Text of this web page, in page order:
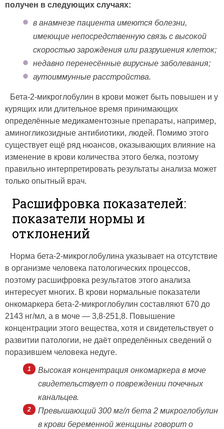
получен в следующих случаях:
в анамнезе пациента имеются болезни,
имеющие непосредственную связь с высокой
скоростью зарождения или разрушения клеток;
недавно перенесённые вирусные заболевания;
аутоиммунные расстройства.
Бета-2-микроглобулин в крови может быть повышен и у
курящих или длительное время принимающих
определённые медикаментозные препараты, например,
аминогликозидные антибиотики, людей. Помимо этого
существует ещё ряд нюансов, оказывающих влияние на
изменение в крови количества этого белка, поэтому
правильно интерпретировать результаты анализа может
только опытный врач.
Расшифровка показателей:
показатели нормы и
отклонений
Норма бета-2-микроглобулина указывает на отсутствие
в организме человека патологических процессов,
поэтому расшифровка результатов этого анализа
интересует многих. В крови нормальные показатели
онкомаркера бета-2-микроглобулин составляют 670 до
2143 нг/мл, а в моче — 3,8-251,8. Повышение
концентрации этого вещества, хотя и свидетельствует о
развитии патологии, не даёт определённых сведений о
поразившем человека недуге.
Высокая концентрация онкомаркера в моче
свидетельствует о повреждении почечных
канальцев.
Превышающий 300 мг/л бета 2 микроглобулин
в крови беременной женщины говорит о